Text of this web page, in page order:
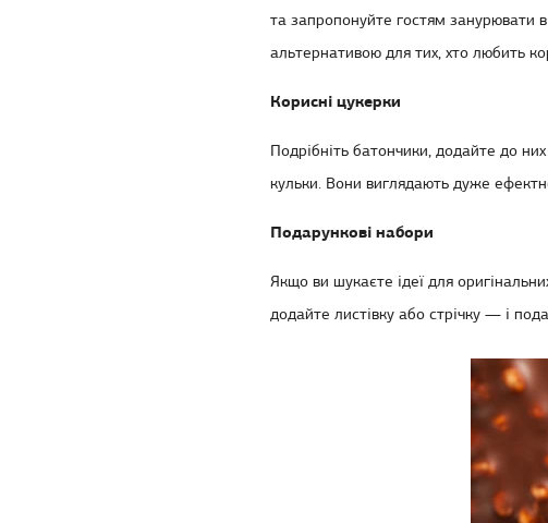
та запропонуйте гостям занурювати
альтернативою для тих, хто любить
Корисні цукерки
Подрібніть батончики, додайте до
кульки. Вони виглядають дуже
Подарункові набори
Якщо ви шукаєте ідеї для
додайте листівку або стрічку — і